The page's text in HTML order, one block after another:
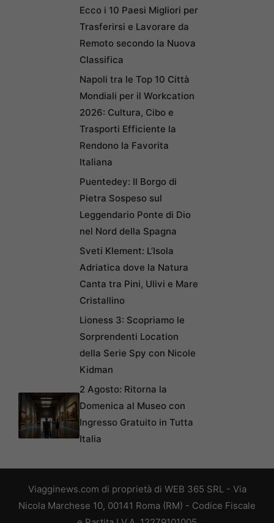
Ecco i 10 Paesi Migliori per
Trasferirsi e Lavorare da
Remoto secondo la Nuova
Classifica
Napoli tra le Top 10 Città
Mondiali per il Workcation
2026: Cultura, Cibo e
Trasporti Efficiente la
Rendono la Favorita
Italiana
Puentedey: Il Borgo di
Pietra Sospeso sul
Leggendario Ponte di Dio
nel Nord della Spagna
Sveti Klement: L’Isola
Adriatica dove la Natura
Canta tra Pini, Ulivi e Mare
Cristallino
Lioness 3: Scopriamo le
Sorprendenti Location
della Serie Spy con Nicole
Kidman
2 Agosto: Ritorna la
Domenica al Museo con
Ingresso Gratuito in Tutta
Italia
Viagginews.com di proprietà di WEB 365 SRL - Via
Nicola Marchese 10, 00141 Roma (RM) - Codice Fiscale